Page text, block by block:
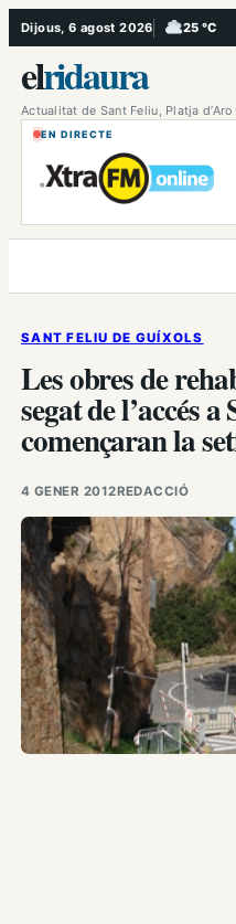
Vés
al
contingut
Dijous, 6 agost 2026 25 °C
, Ennuvolat
elridaura
Actualitat de Sant Feliu, Platja
EN DIRECTE
SANT FELIU DE GUÍXOLS
Les obres de
segat de l’accés
començaran la
4 GENER 2012REDACCIÓ